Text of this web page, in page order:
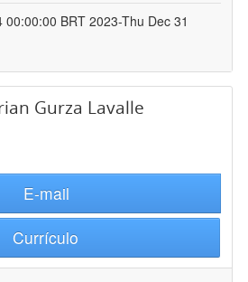
00:00:00 BRT 2023-Thu Dec 31
Gurza Lavalle
E-mail
Currículo